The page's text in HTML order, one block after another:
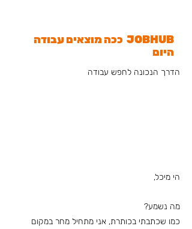
JOBHUB ככה מוצאים עבודה
היום
הדרך הנכונה לחפש עבודה
הי מיכל,
מה נשמע?
כמו שכתבתי בכותרת, אני מתחיל מחר במקום